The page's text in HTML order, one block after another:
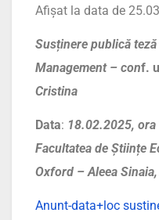
Afișat la data de
Susținere publică
Management – conf.
Cristina
Data: 18.02.2025, ora
Facultatea de Științe
Oxford – Aleea
Anunt-data+loc